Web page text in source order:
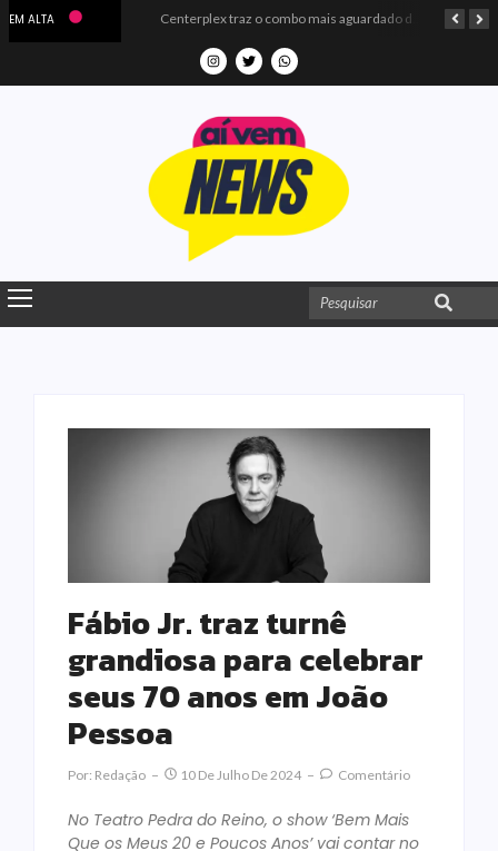
EM ALTA
Fábio Jr. traz turnê
grandiosa para celebrar
seus 70 anos em João
Pessoa
Por: Redação 10 De Julho De 2024 Comentário
No Teatro Pedra do Reino, o show ‘Bem Mais
Que os Meus 20 e Poucos Anos’ vai contar no